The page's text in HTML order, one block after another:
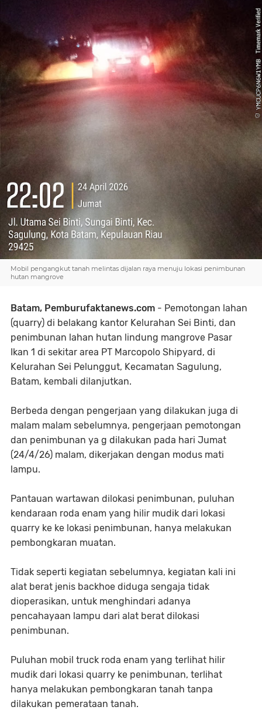
Mobil pengangkut tanah melintas dijalan raya menuju lokasi penimbunan
hutan mangrove
Batam, Pemburufaktanews.com - Pemotongan lahan
(quarry) di belakang kantor Kelurahan Sei Binti, dan
penimbunan lahan hutan lindung mangrove Pasar
Ikan 1 di sekitar area PT Marcopolo Shipyard, di
Kelurahan Sei Pelunggut, Kecamatan Sagulung,
Batam, kembali dilanjutkan.
Berbeda dengan pengerjaan yang dilakukan juga di
malam malam sebelumnya, pengerjaan pemotongan
dan penimbunan ya g dilakukan pada hari Jumat
(24/4/26) malam, dikerjakan dengan modus mati
lampu.
Pantauan wartawan dilokasi penimbunan, puluhan
kendaraan roda enam yang hilir mudik dari lokasi
quarry ke ke lokasi penimbunan, hanya melakukan
pembongkaran muatan.
Tidak seperti kegiatan sebelumnya, kegiatan kali ini
alat berat jenis backhoe diduga sengaja tidak
dioperasikan, untuk menghindari adanya
pencahayaan lampu dari alat berat dilokasi
penimbunan.
Puluhan mobil truck roda enam yang terlihat hilir
mudik dari lokasi quarry ke penimbunan, terlihat
hanya melakukan pembongkaran tanah tanpa
dilakukan pemerataan tanah.